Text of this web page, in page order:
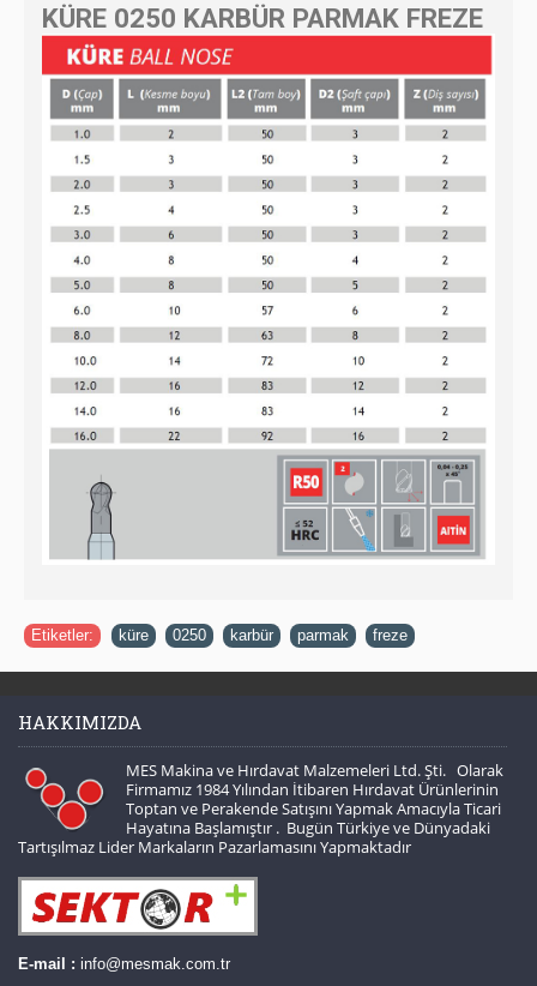
KÜRE 0250 KARBÜR PARMAK FREZE
Etiketler: küre 0250 karbür parmak freze
HAKKIMIZDA
MES Makina ve Hırdavat Malzemeleri Ltd. Şti. Olarak
Firmamız 1984 Yılından İtibaren Hırdavat Ürünlerinin
Toptan ve Perakende Satışını Yapmak Amacıyla Ticari
Hayatına Başlamıştır . Bugün Türkiye ve Dünyadaki
Tartışılmaz Lider Markaların Pazarlamasını Yapmaktadır
E-mail : info@mesmak.com.tr